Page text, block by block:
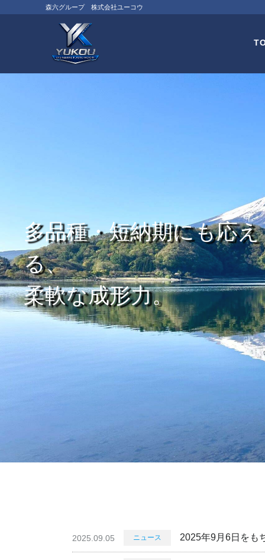
森六グループ 株式会社ユーコウ
多品種・短納期にも応え
る、
柔軟な成形力。
2025.09.05 ニュース 2025年9月6日をも